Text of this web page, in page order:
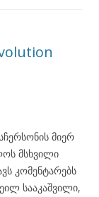
მიერ
მსხვილი
კომენტარებს
სააკაშვილი,